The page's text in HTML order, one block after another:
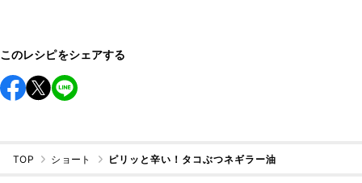
このレシピをシェアする
TOP ショート ピリッと辛い！タコぶつネギラー油